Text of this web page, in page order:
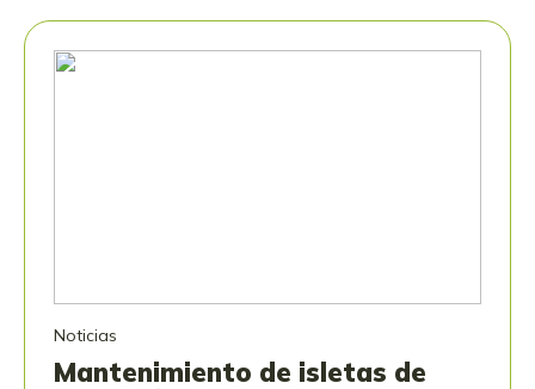
Noticias
Mantenimiento de isletas de